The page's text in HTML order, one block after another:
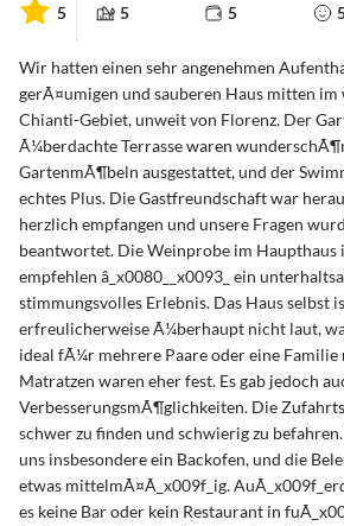
5 5 5
Wir hatten einen sehr angenehmen
gerÃ¤umigen und sauberen Haus mitten
Chianti-Gebiet, unweit von Florenz. Der
Ã¼berdachte Terrasse waren
GartenmÃ¶beln ausgestattet, und der
echtes Plus. Die Gastfreundschaft war
herzlich empfangen und unsere Fragen
beantwortet. Die Weinprobe im Haupthaus
empfehlen â_x0080__x0093_ ein
stimmungsvolles Erlebnis. Das Haus selbst
erfreulicherweise Ã¼berhaupt nicht laut,
ideal fÃ¼r mehrere Paare oder eine Familie
Matratzen waren eher fest. Es gab jedoch
VerbesserungsmÃ¶glichkeiten. Die
schwer zu finden und schwierig zu
uns insbesondere ein Backofen, und die
etwas mittelmÃ¤Ã_x009f_ig.
es keine Bar oder kein Restaurant in